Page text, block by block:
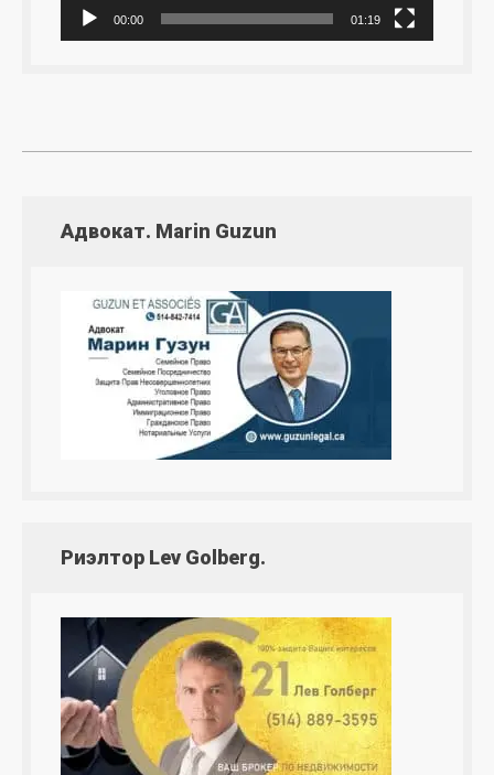
00:00 01:19
Адвокат. Marin Guzun
Риэлтор Lev Golberg.